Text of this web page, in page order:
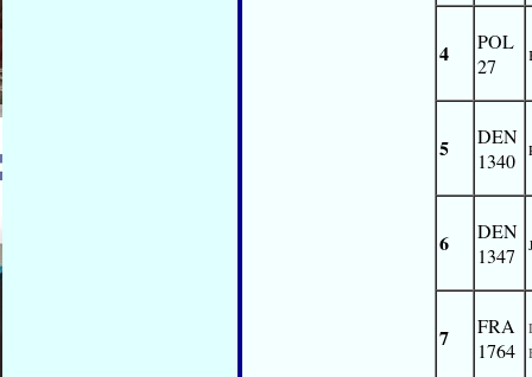
4
POL
27
5
DEN
1340
6
DEN
1347
7
FRA
1764